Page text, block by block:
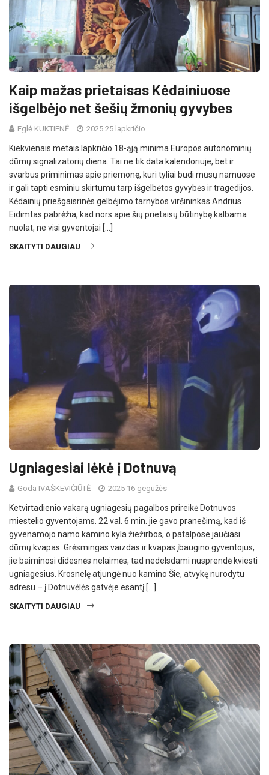
Kaip mažas prietaisas Kėdainiuose
išgelbėjo net šešių žmonių gyvybes
Eglė KUKTIENĖ 2025 25 lapkričio
Kiekvienais metais lapkričio 18-ąją minima Europos autonominių
dūmų signalizatorių diena. Tai ne tik data kalendoriuje, bet ir
svarbus priminimas apie priemonę, kuri tyliai budi mūsų namuose
ir gali tapti esminiu skirtumu tarp išgelbėtos gyvybės ir tragedijos.
Kėdainių priešgaisrinės gelbėjimo tarnybos viršininkas Andrius
Eidimtas pabrėžia, kad nors apie šių prietaisų būtinybę kalbama
nuolat, ne visi gyventojai […]
SKAITYTI DAUGIAU
Ugniagesiai lėkė į Dotnuvą
Goda IVAŠKEVIČIŪTĖ 2025 16 gegužės
Ketvirtadienio vakarą ugniagesių pagalbos prireikė Dotnuvos
miestelio gyventojams. 22 val. 6 min. jie gavo pranešimą, kad iš
gyvenamojo namo kamino kyla žiežirbos, o patalpose jaučiasi
dūmų kvapas. Grėsmingas vaizdas ir kvapas įbaugino gyventojus,
jie baiminosi didesnės nelaimės, tad nedelsdami nusprendė kviesti
ugniagesius. Krosnelę atjungė nuo kamino Šie, atvykę nurodytu
adresu – į Dotnuvėlės gatvėje esantį […]
SKAITYTI DAUGIAU